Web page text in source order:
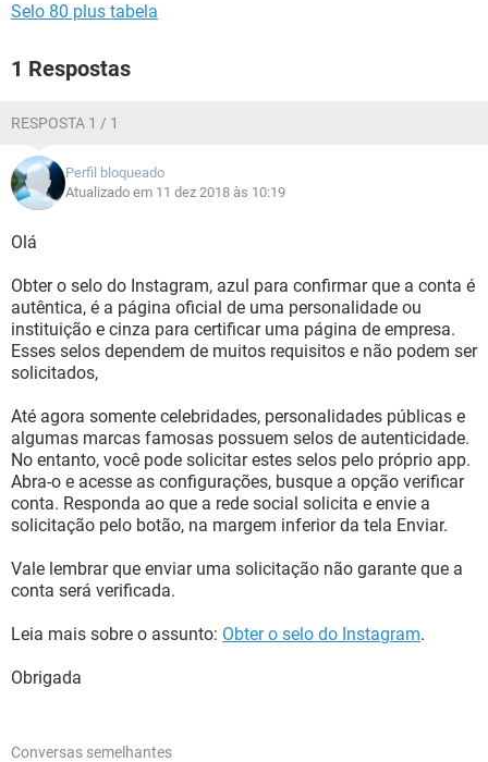
Selo 80 plus tabela
1 Respostas
RESPOSTA 1 / 1
Perfil bloqueado
Atualizado em 11 dez 2018 às 10:19
Olá
Obter o selo do Instagram, azul para confirmar que a conta é
autêntica, é a página oficial de uma personalidade ou
instituição e cinza para certificar uma página de empresa.
Esses selos dependem de muitos requisitos e não podem ser
solicitados,
Até agora somente celebridades, personalidades públicas e
algumas marcas famosas possuem selos de autenticidade.
No entanto, você pode solicitar estes selos pelo próprio app.
Abra-o e acesse as configurações, busque a opção verificar
conta. Responda ao que a rede social solicita e envie a
solicitação pelo botão, na margem inferior da tela Enviar.
Vale lembrar que enviar uma solicitação não garante que a
conta será verificada.
Leia mais sobre o assunto: Obter o selo do Instagram.
Obrigada
Conversas semelhantes